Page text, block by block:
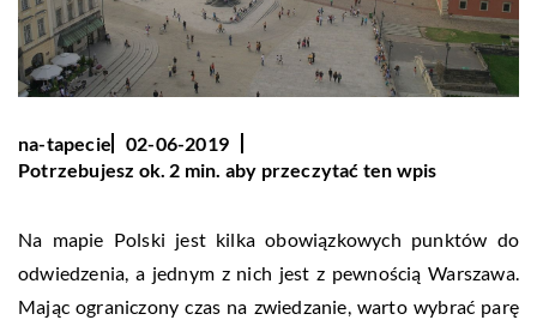
na-tapecie
02-06-2019
Potrzebujesz ok. 2 min. aby przeczytać ten wpis
Na mapie Polski jest kilka obowiązkowych punktów do
odwiedzenia, a jednym z nich jest z pewnością Warszawa.
Mając ograniczony czas na zwiedzanie, warto wybrać parę